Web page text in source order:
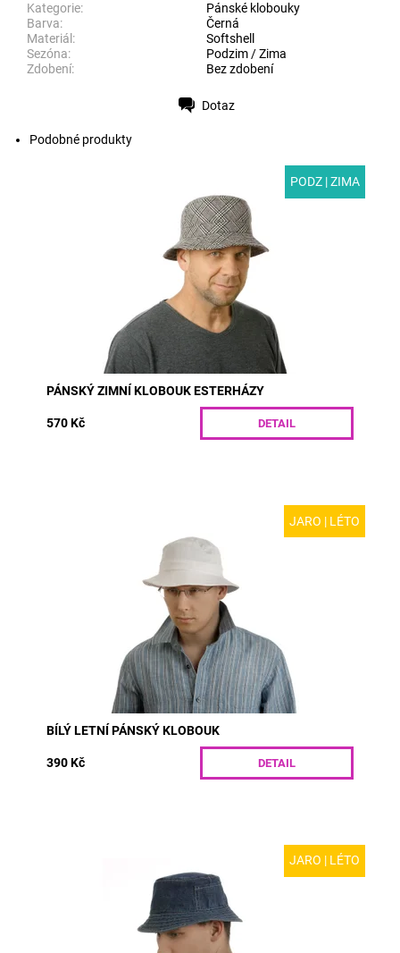
Kategorie:
Pánské klobouky
Barva:
Černá
Materiál:
Softshell
Sezóna:
Podzim / Zima
Zdobení:
Bez zdobení
Dotaz
Podobné produkty
PODZ | ZIMA
MODEL: T02-1 | Originální sportovní pánský klobouk
s úzkou krempou ušitý z vlněné látky vzoru esterházy.
T02-1/55
PÁNSKÝ ZIMNÍ KLOBOUK ESTERHÁZY
570 Kč DETAIL
JARO | LÉTO
MODEL: R06 | Bílý letní pánský klobouk z bavlny, který
vás na pláži ochrání před sluncem. Klobouk lze vyprat,
takže je údržba velice snadná.Nevíte...
Skladem
R06/55
BÍLÝ LETNÍ PÁNSKÝ KLOBOUK
390 Kč DETAIL
JARO | LÉTO
MODEL: D06 | Sportovní klobouk z modré rifloviny s
kapsičkou vhodný pro jaro a léto. Tento oblíbený model
se hodí pro ženy i muže. Krempa s...
Skladem
D06/55